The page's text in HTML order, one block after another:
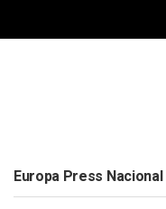
Europa Press Nacional